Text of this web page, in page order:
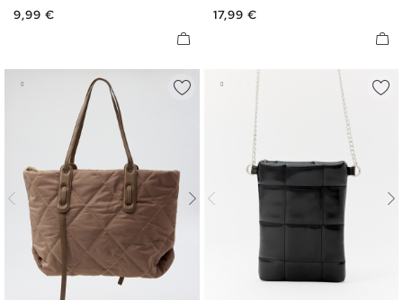
Precio
9,99 € Precio
17,99 €